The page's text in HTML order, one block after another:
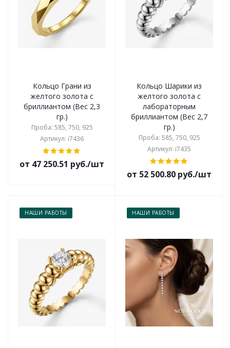
Кольцо Грани из
желтого золота с
бриллиантом (Вес 2,3
гр.)
Проба: 585, 750, 925
Артикул: i7436
от 47 250.51 руб./шт
Кольцо Шарики из
желтого золота с
лабораторным
бриллиантом (Вес 2,7
гр.)
Проба: 585, 750, 925
Артикул: i7435
от 52 500.80 руб./шт
НАШИ РАБОТЫ НАШИ РАБОТЫ